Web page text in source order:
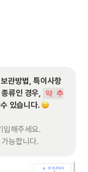
관방법, 특이사항
류인 경우,
약 추
있습니다.
입해주세요.
능합니다.